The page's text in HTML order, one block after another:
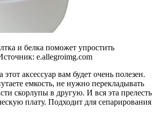
и белка поможет упростить
e.allegroimg.com
аксессуар вам будет очень полезен.
емкость, не нужно перекладывать
скорлупы в другую. И вся эта прелесть
плату. Подходит для сепарирования